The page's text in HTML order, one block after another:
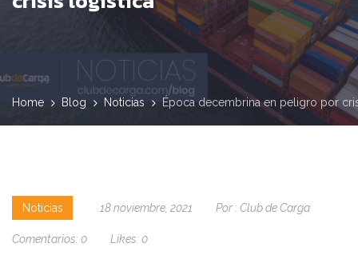
Home Blog Noticias Época decembrina en peligro por
Noticias 18 noviembre, 2021 Por : Club de Carga
Comentarios: 0 Likes: 0